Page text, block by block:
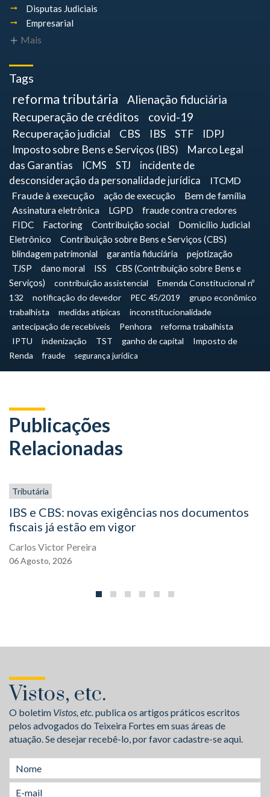
Disputas Judiciais
Empresarial
Mais
Tags
reforma tributária
Alienação fiduciária
Recuperação de créditos
covid-19
Recuperação judicial CBS IBS STF
IDPJ
Imposto sobre Bens e Serviços (IBS)
Marco Legal
das Garantias
ICMS STJ
incidente de
desconsideração da personalidade jurídica
ITCMD
Fraude à execução
ação de execução
Bem de família
Assinatura eletrônica
LGPD fraude contra credores
FIDC Factoring Contribuição social
Domicílio Judicial
Eletrônico
Contribuição sobre Bens e Serviços (CBS)
blindagem patrimonial
garantia fiduciária
pejotização
TJSP
dano moral ISS
CBS (Contribuição sobre Bens e
Serviços)
contribuição assistencial
Emenda Constitucional nº
132
notificação do devedor PEC 45/2019
grupo econômico
trabalhista
medidas atípicas
inconstitucionalidade
antecipação de recebíveis
Penhora
reforma trabalhista
IPTU
indenização TST ganho de capital
Imposto de
Renda
fraude segurança jurídica
Publicações
Relacionadas
Tributária
IBS e CBS: novas exigências nos documentos
fiscais já estão em vigor
Carlos Victor Pereira
06Agosto, 2026
Vistos, etc.
O boletim Vistos, etc.publica os artigos práticos escritos
pelos advogados do Teixeira Fortes em suas áreas de
atuação. Se desejar recebê-lo, por favor cadastre-se aqui.